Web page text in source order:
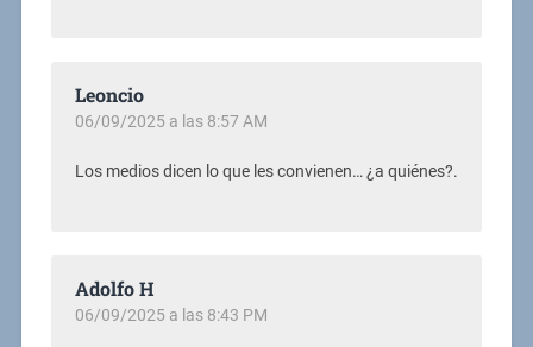
Leoncio
06/09/2025 a las 8:57 AM
Los medios dicen lo que les convienen… ¿a quiénes?.
Adolfo H
06/09/2025 a las 8:43 PM